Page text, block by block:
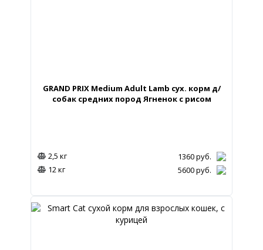
GRAND PRIX Medium Adult Lamb сух. корм д/
собак средних пород Ягненок с рисом
2,5 кг 1360руб.
12 кг
5600руб.